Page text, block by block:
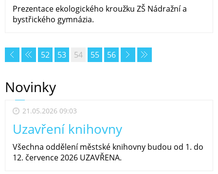
Prezentace ekologického kroužku ZŠ Nádražní a
bystřického gymnázia.
52 53 54 55 56
Novinky
21.05.2026 09:03
Uzavření knihovny
Všechna oddělení městské knihovny budou od 1. do
12. července 2026 UZAVŘENA.